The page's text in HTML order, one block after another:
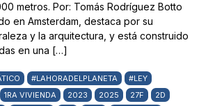
metros. Por: Tomás Rodríguez Botto
en Amsterdam, destaca por su
y la arquitectura, y está construido
en una […]
#LAHORADELPLANETA
#LEY
1RA VIVIENDA 2023 2025 27F
2D